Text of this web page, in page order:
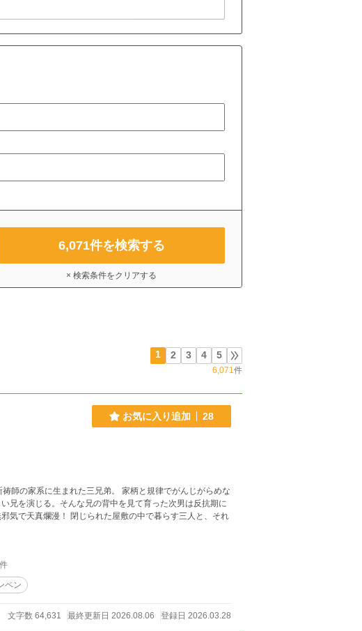
6,071件を検索する
× 検索条件をクリアする
1 2 3 4 5
6,071件
お気に入り追加 28
兄を演じる。そんな兄の背中を見て育った次男は反抗期に
の中で暮らす三人と、それ
ペン
文字数 64,631 最終更新日 2026.08.06 登録日 2026.03.28